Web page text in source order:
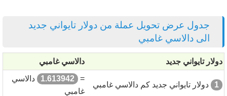
جدول عرض تحويل عملة من دولار تايواني جديد
الى دالاسي غامبي
دولار تايواني جديد دالاسي غامبي
1 دولار تايواني جديد كم دالاسي غامبي
=
1.613942
دالاسي
غامبي